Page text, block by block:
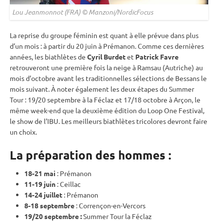
Lou Jeanmonnot (FRA) © Manzoni/NordicFocus
La reprise du groupe féminin est quant à elle prévue dans plus
d’un mois : à partir du 20 juin à Prémanon. Comme ces dernières
années, les biathlètes de Cyril Burdetet Patrick Favre
retrouveront une première fois la neige à Ramsau (Autriche) au
mois d’octobre avant les traditionnelles sélections de Bessans le
mois suivant. À noter également les deux étapes du Summer
Tour : 19/20 septembre à la Féclaz et 17/18 octobre à Arçon, le
même week-end que la deuxième édition du Loop One Festival,
le show de l’IBU. Les meilleurs biathlètes tricolores devront faire
un choix.
La préparation des hommes :
18-21 mai : Prémanon
11-19 juin : Ceillac
14-24 juillet : Prémanon
8-18 septembre : Corrençon-en-Vercors
19/20 septembre :Summer Tour la Féclaz